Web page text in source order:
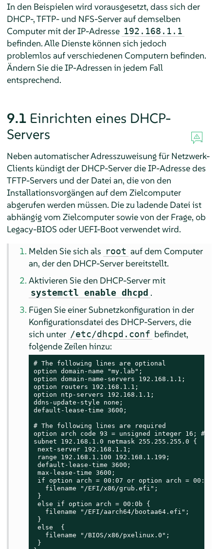
In den Beispielen wird vorausgesetzt, dass sich der
DHCP-, TFTP- und NFS-Server auf demselben
Computer mit der IP-Adresse 192.168.1.1
befinden. Alle Dienste können sich jedoch
problemlos auf verschiedenen Computern befinden.
Ändern Sie die IP-Adressen in jedem Fall
entsprechend.
9.1 Einrichten eines DHCP-
Servers
Neben automatischer Adresszuweisung für Netzwerk-
Clients kündigt der DHCP-Server die IP-Adresse des
TFTP-Servers und der Datei an, die von den
Installationsvorgängen auf dem Zielcomputer
abgerufen werden müssen. Die zu ladende Datei ist
abhängig vom Zielcomputer sowie von der Frage, ob
Legacy-BIOS oder UEFI-Boot verwendet wird.
Melden Sie sich als root auf dem Computer
an, der den DHCP-Server bereitstellt.
Aktivieren Sie den DHCP-Server mit
systemctl enable dhcpd .
Fügen Sie einer Subnetzkonfiguration in der
Konfigurationsdatei des DHCP-Servers, die
sich unter /etc/dhcpd.conf befindet,
folgende Zeilen hinzu:
# The following lines are optional
option domain-name "my.lab";
option domain-name-servers 192.168.1.1;
option routers 192.168.1.1;
option ntp-servers 192.168.1.1;
ddns-update-style none;
default-lease-time 3600;
# The following lines are required
option arch code 93 = unsigned integer 16; #
subnet 192.168.1.0 netmask 255.255.255.0 {
next-server 192.168.1.1;
range 192.168.1.100 192.168.1.199;
default-lease-time 3600;
max-lease-time 3600;
if option arch = 00:07 or option arch = 00:09
   filename "/EFI/x86/grub.efi";
}
else if option arch = 00:0b {
   filename "/EFI/aarch64/bootaa64.efi";
}
else  {
   filename "/BIOS/x86/pxelinux.0";
}